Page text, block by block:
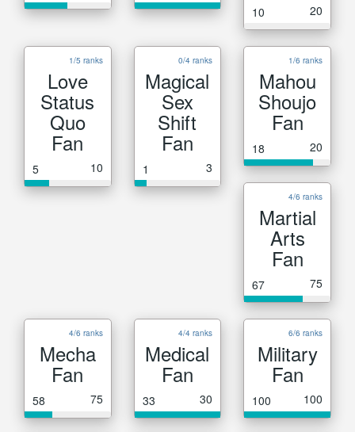
10 20
1/5 ranks
Love
Status
Quo
Fan
5 10
0/4 ranks
Magical
Sex
Shift
Fan
1 3
1/6 ranks
Mahou
Shoujo
Fan
18 20
4/6 ranks
Martial
Arts
Fan
67 75
4/6 ranks
Mecha
Fan
58 75
4/4 ranks
Medical
Fan
33 30
6/6 ranks
Military
Fan
100 100